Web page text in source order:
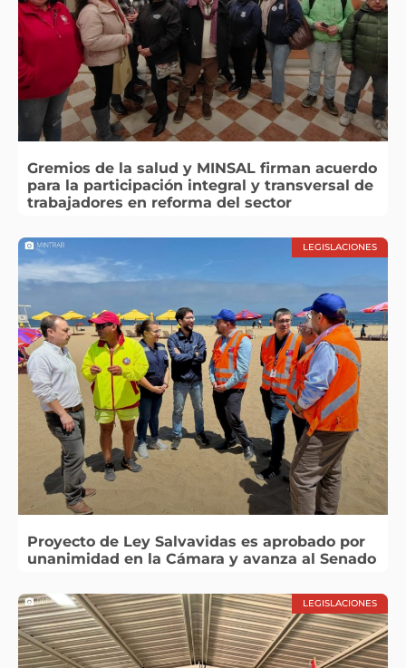
Gremios de la salud y MINSAL firman acuerdo
para la participación integral y transversal de
trabajadores en reforma del sector
LEGISLACIONES
Proyecto de Ley Salvavidas es aprobado por
unanimidad en la Cámara y avanza al Senado
LEGISLACIONES